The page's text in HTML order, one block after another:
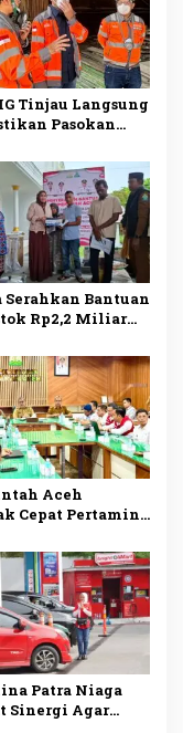
Tinjau Langsung
Pasokan
Serahkan Bantuan
Rp2,2 Miliar
di Simeulue
Aceh
Cepat Pertamina
Antrean
Patra Niaga
Sinergi Agar